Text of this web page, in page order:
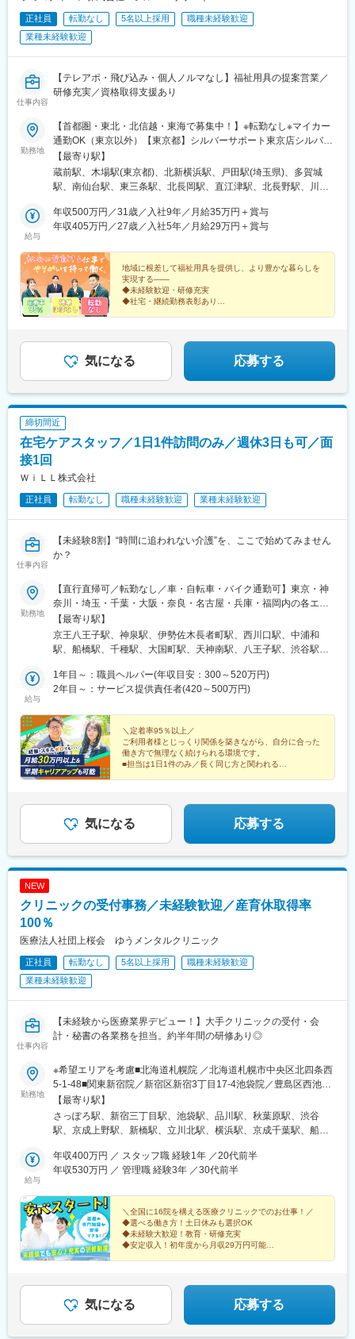
正社員 転勤なし 5名以上採用
職種未経験歓迎
業種未経験歓迎
仕事内容
【テレアポ・飛び込み・個人ノルマなし】福祉用具の提案営業／
研修充実／資格取得支援あり
勤務地
【首都圏・東北・北信越・東海で募集中！】※転勤なし※マイカー
通勤OK（東京以外）【東京都】シルバーサポート東京店シルバー
サポート江東店【神奈川県】シルバーサポート横浜店【埼玉県】
シルバーサポート戸田店【宮城県】シルバーサポート仙台店シル
バーサポート仙台南店【新潟県】シルバーサポート三条店シルバ
ポート長野店【三重県】シルバーサポート三重中央店※受動喫煙対
策：敷地内喫煙可能場所あり（拠点に応じて変更あり）
【最寄り駅】
蔵前駅、木場駅(東京都)、北新横浜駅、戸田駅(埼玉県)、多賀城
駅、南仙台駅、東三条駅、北長岡駅、直江津駅、北長野駅、川原
給与
年収500万円／31歳／入社9年／月給35万円＋賞与
年収405万円／27歳／入社5年／月給29万円＋賞与
地域に根差して福祉用具を提供し、より豊かな暮らしを
実現する――
◆未経験歓迎・研修充実
◆社宅・継続勤務表彰あり
◆17時半定時・残業ほぼなし
気になる 応募する
締切間近
在宅ケアスタッフ／1日1件訪問のみ／週休3日も可／面
接1回
ＷｉＬＬ株式会社
正社員 転勤なし 職種未経験歓迎 業種未経験歓迎
仕事内容
【未経験8割】“時間に追われない介護”を、ここで始めてみません
か？
勤務地
【直行直帰可／転勤なし／車・自転車・バイク通勤可】東京・神
奈川・埼玉・千葉・大阪・奈良・名古屋・兵庫・福岡内の各エリ
ア※希望を考慮し、通いやすいご利用者様宅へ配属＜働き方のイメ
ージ＞本社・支店に在籍し担当する利用者様宅を訪問します。訪
問先へそのまま直行し、ケア終了後はそのまま帰宅できます。※自
東京都八王子市明神町2-20-7 アクトプレイス4階、5階【渋谷支
店】渋谷区南平台13-４ 南平台セントラルハイツ309【神奈川支
玉支店】埼玉県川口市西川口1-23-13 アルディージャーノD'ｓ2
301 埼玉県さいたま市南区別所5丁目15番地2【千葉
支店】千葉県船橋市本町6丁目18-19【名古屋支店】愛知県名古屋
市千種区内山3-28-6 マンション森 7D号室【関西支店(大阪・兵
庫)】大阪府大阪市浪速区敷津西2-2-8 ラ・メゾンカトウ605【福
号館503号室
【最寄り駅】
京王八王子駅、神泉駅、伊勢佐木長者町駅、西川口駅、中浦和
駅、船橋駅、千種駅、大国町駅、天神南駅、八王子駅、渋谷駅、
辺通駅、石川町駅、東海神駅、車道駅、今宮駅、西鉄福岡駅
給与
1年目～：職員ヘルパー(年収目安：300～520万円)
2年目～：サービス提供責任者(420～500万円)
＼定着率95％以上／
ご利用者様とじっくり関係を築きながら、自分に合った
働き方で無理なく続けられる環境です。
■担当は1日1件のみ／長く同じ方と関われる
気になる 応募する
NEW
クリニックの受付事務／未経験歓迎／産育休取得率
100％
医療法人社団上桜会 ゆうメンタルクリニック
正社員 転勤なし 5名以上採用
職種未経験歓迎
業種未経験歓迎
仕事内容
【未経験から医療業界デビュー！】大手クリニックの受付・会
計・秘書の各業務を担当。約半年間の研修あり◎
勤務地
※希望エリアを考慮■北海道札幌院 ／北海道札幌市中央区北四条西
5-1-48■関東新宿院／新宿区新宿3丁目17-4池袋院／豊島区西池袋
1-15-9品川院／港区港南2-3-1秋葉原院／千代田区神田佐久間町1-
13渋谷院／渋谷区道玄坂1-3-1 ※26年11月リニューアル予定（勤
務開始は10月中旬から）上野院／台東区上野6-16-16新橋院／港
幸1-11-20千葉院／千葉市中央区富士見2-2-3船橋院／船橋市本町7
丁目1-1 ※26年10月開院予定（勤務開始は9月中旬から）大宮院
10-1神戸三宮院／神戸市中央区琴ノ緒町5-4-8京都院／京都市下京
区塩小路通烏丸西入東塩小路町614
【最寄り駅】
さっぽろ駅、新宿三丁目駅、池袋駅、品川駅、秋葉原駅、渋谷
駅、京成上野駅、新橋駅、立川北駅、横浜駅、京成千葉駅、船橋
幌駅、新宿駅(東京メトロ)、高輪ゲートウェイ駅、岩本町駅、神泉
駅、上野駅、汐留駅、立川駅、栄町駅(千葉県)、京成船橋駅、北新
上野御徒町駅、内幸町駅、立川南駅、千葉駅、東海神駅、東梅田
駅、神戸三宮駅(阪神)
給与
年収400万円 ／ スタッフ職 経験1年 ／20代前半
年収530万円 ／ 管理職 経験3年 ／30代前半
＼全国に16院を構える医療クリニックでのお仕事！／
◆選べる働き方！土日休みも選択OK
◆未経験大歓迎！教育・研修充実
◆安定収入！初年度から月収29万円可能
気になる 応募する